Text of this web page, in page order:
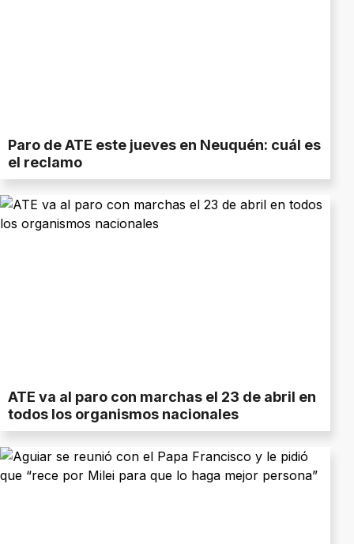
Paro de ATE este jueves en Neuquén: cuál es
el reclamo
ATE va al paro con marchas el 23 de abril en
todos los organismos nacionales